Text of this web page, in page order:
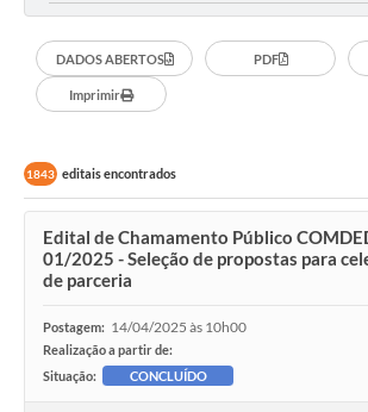
DADOS ABERTOS PDF
Imprimir
1843 editais encontrados
Edital de Chamamento Público
01/2025 - Seleção de propostas para
de parceria
Postagem: 14/04/2025 às 10h00
Realização a partir de:
Situação:
CONCLUÍDO